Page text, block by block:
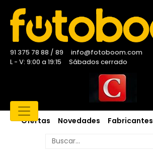
91 375 78 88 / 89
info@fotoboom.com
L - V: 9:00 a 19:15
Sábados cerrado
Ofertas Novedades Fabricantes